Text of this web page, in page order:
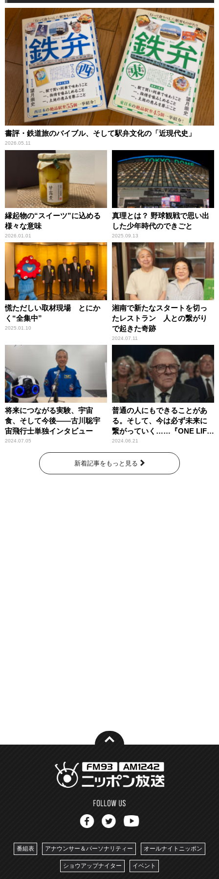
書評・鉄道旅のバイブル、そして駅弁文化の「近現代史」
2026.05.11
縁起物の“スイーツ”に込める
様々な意味
2026.01.01
真理とは？ 野球観戦で思い出
した少年時代のできごと
2025.09.13
慌ただしい取材現場 とにか
く“全集中”
2025.01.10
湘南で新たなスタートを切っ
たレストラン 人との繋がり
で起きた奇跡
2024.07.11
将来につながる実験、宇宙
食、そして今後――古川聡宇
宙飛行士単独インタビュー
2024.07.05
普通の人にもできることがあ
る。そして、今は必ず未来に
繋がっていく……『ONE LIFE
奇跡が繋いだ6000の命』
2024.06.21
新着記事をもっと見る
番組表 アナウンサー＆パーソナリティー オールナイトニッポン
ショウアップナイター イベント